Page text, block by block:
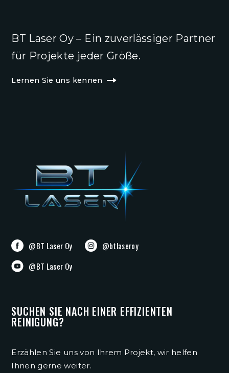
BT Laser Oy – Ein zuverlässiger Partner
für Projekte jeder Größe.
Lernen Sie uns kennen
@BT Laser Oy
@btlaseroy
@BT Laser Oy
SUCHEN SIE NACH EINER EFFIZIENTEN
REINIGUNG?
Erzählen Sie uns von Ihrem Projekt, wir helfen
Ihnen gerne weiter.